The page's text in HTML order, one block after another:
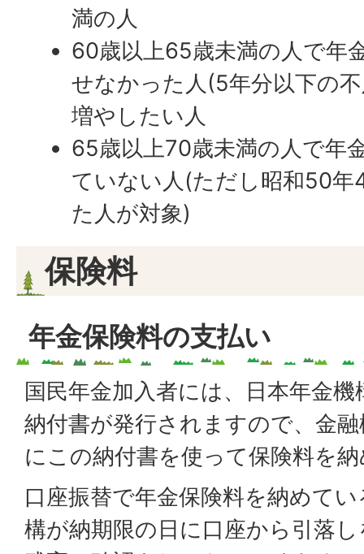
満の人
60歳以上65歳未満の人で年
せなかった人(5年分以下の
増やしたい人
65歳以上70歳未満の人で年
ていない人(ただし昭和50年
た人が対象)
保険料
年金保険料の支払い
国民年金加入者には、日本年金
納付書が発行されますので、金
にこの納付書を使って保険料を
口座振替で年金保険料を納めて
構が納期限の日に口座から引落